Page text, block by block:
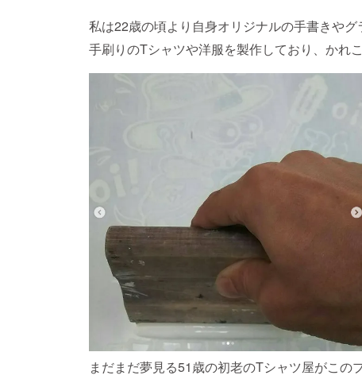
私は22歳の頃より自身オリジナルの手書きや
手刷りのTシャツや洋服を製作しており、かれ
まだまだ夢見る51歳の初老のTシャツ屋がこの